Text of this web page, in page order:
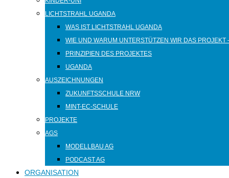
LICHTSTRAHL UGANDA
WAS IST LICHTSTRAHL UGANDA
WIE UND WARUM UNTERSTÜTZEN WIR DAS PROJEKT
PRINZIPIEN DES PROJEKTES
UGANDA
AUSZEICHNUNGEN
ZUKUNFTSSCHULE NRW
MINT-EC-SCHULE
PROJEKTE
AGS
MODELLBAU AG
PODCAST AG
ORGANISATION